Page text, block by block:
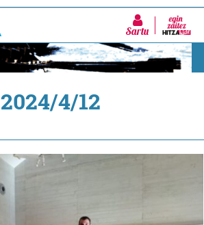
Sartu
2024/4/12